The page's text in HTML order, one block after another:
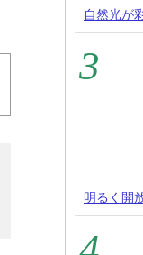
自然光が
明るく開